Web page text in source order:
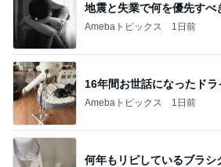
地震と失業で何を優先すべ
Amebaトピックス 1日前
16年間お世話になったドラ
Amebaトピックス 1日前
何年もリピしているブラシ